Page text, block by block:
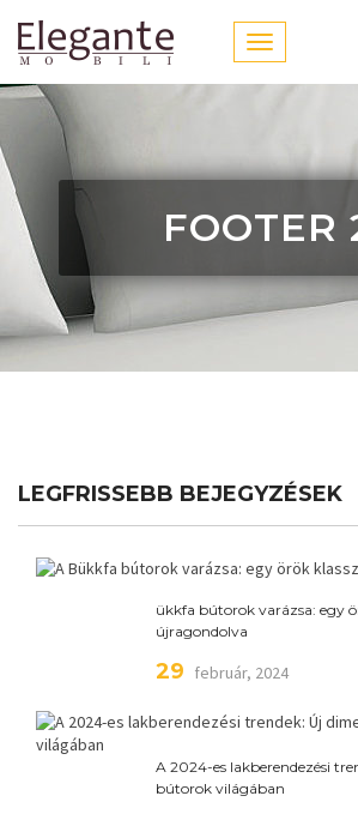
FOOTER
LEGFRISSEBB BEJEGYZÉSEK
ükkfa bútorok varázsa: egy
újragondolva
29 február, 2024
A 2024-es lakberendezési
bútorok világában